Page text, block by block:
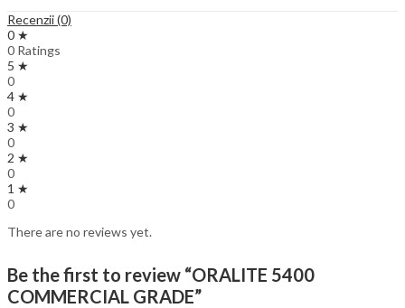
Recenzii (0)
0 ★
0 Ratings
5 ★
0
4 ★
0
3 ★
0
2 ★
0
1 ★
0
There are no reviews yet.
Be the first to review “ORALITE 5400
COMMERCIAL GRADE”